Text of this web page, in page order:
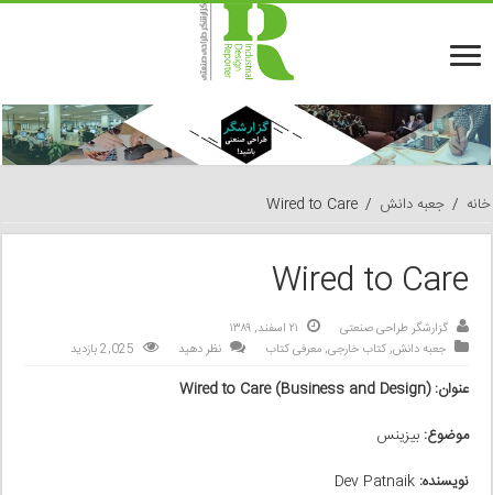
خانه / جعبه دانش /
Wired to Care
Wired to Care
گزارشگر طراحی صنعتی
۲۱ اسفند, ۱۳۸۹
جعبه دانش,کتاب خارجی,معرفی کتاب نظر دهید 2,025 بازدید
Wired to Care (Business and Design) :عنوان
موضوع: بیزینس
نویسنده: Dev Patnaik